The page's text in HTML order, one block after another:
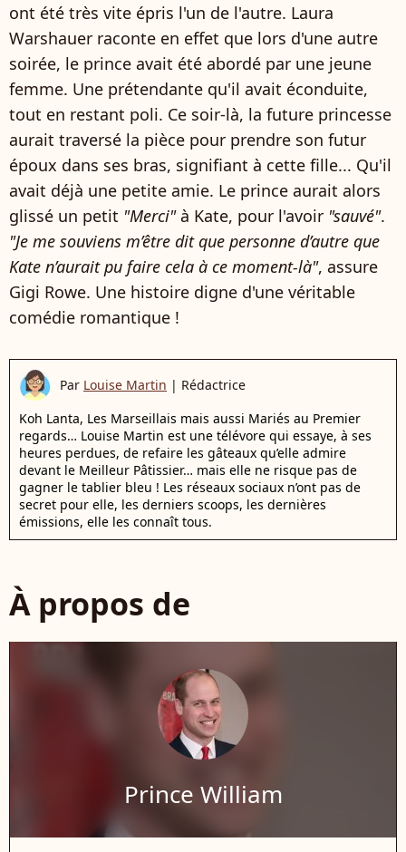
ont été très vite épris l'un de l'autre. Laura
Warshauer raconte en effet que lors d'une autre
soirée, le prince avait été abordé par une jeune
femme. Une prétendante qu'il avait éconduite,
tout en restant poli. Ce soir-là, la future princesse
aurait traversé la pièce pour prendre son futur
époux dans ses bras, signifiant à cette fille... Qu'il
avait déjà une petite amie. Le prince aurait alors
glissé un petit "Merci"à Kate, pour l'avoir "sauvé".
"Je me souviens m’être dit que personne d’autre que
Kate n’aurait pu faire cela à ce moment-là", assure
Gigi Rowe. Une histoire digne d'une véritable
comédie romantique !
Par Louise Martin | Rédactrice
Koh Lanta, Les Marseillais mais aussi Mariés au Premier
regards… Louise Martin est une télévore qui essaye, à ses
heures perdues, de refaire les gâteaux qu’elle admire
devant le Meilleur Pâtissier… mais elle ne risque pas de
gagner le tablier bleu ! Les réseaux sociaux n’ont pas de
secret pour elle, les derniers scoops, les dernières
émissions, elle les connaît tous.
À propos de
Prince William